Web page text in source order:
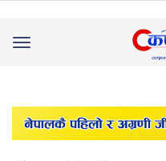
Toggle